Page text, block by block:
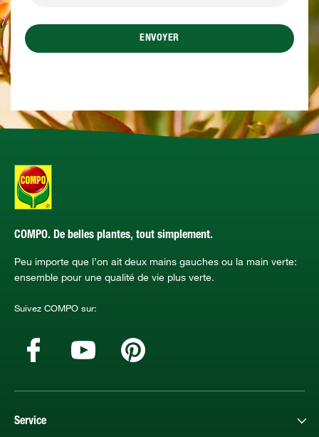
ENVOYER
COMPO. De belles plantes, tout simplement.
Peu importe que l’on ait deux mains gauches ou la main verte:
ensemble pour une qualité de vie plus verte.
Suivez COMPO sur:
Service